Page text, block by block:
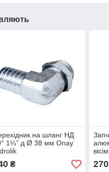
на шланг НД
1¼” д Ø 38 мм Onay
₴ 270